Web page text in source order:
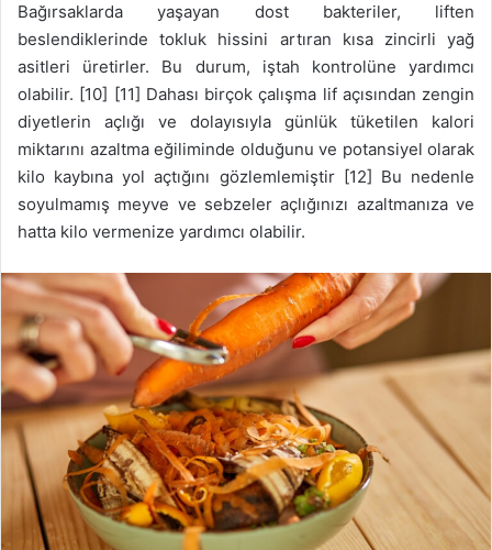
Bağırsaklarda yaşayan dost bakteriler, liften
beslendiklerinde tokluk hissini artıran kısa zincirli yağ
asitleri üretirler. Bu durum, iştah kontrolüne yardımcı
olabilir. [10] [11] Dahası birçok çalışma lif açısından zengin
diyetlerin açlığı ve dolayısıyla günlük tüketilen kalori
miktarını azaltma eğiliminde olduğunu ve potansiyel olarak
kilo kaybına yol açtığını gözlemlemiştir [12] Bu nedenle
soyulmamış meyve ve sebzeler açlığınızı azaltmanıza ve
hatta kilo vermenize yardımcı olabilir.